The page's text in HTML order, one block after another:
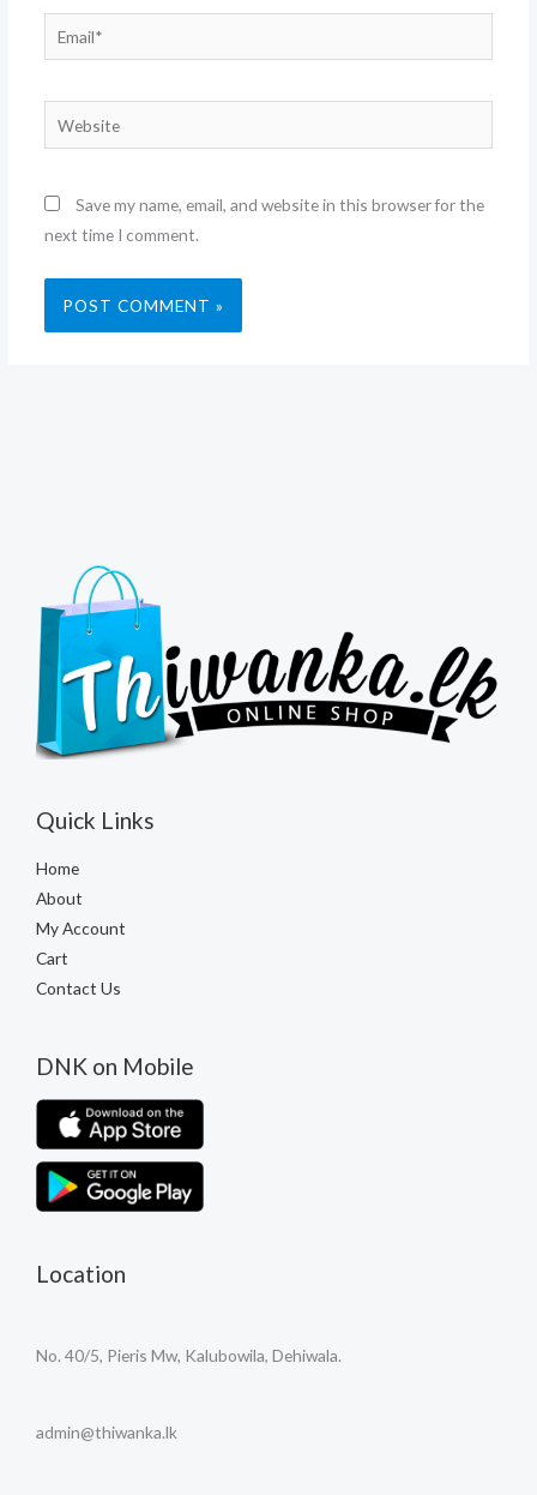
Email*
Save my name, email, and website in this browser for the
next time I comment.
Quick Links
Home
About
My Account
Cart
Contact Us
DNK on Mobile
Location
No. 40/5, Pieris Mw, Kalubowila, Dehiwala.
admin@thiwanka.lk